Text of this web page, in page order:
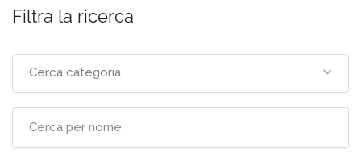
Filtra la ricerca
Cerca categoria